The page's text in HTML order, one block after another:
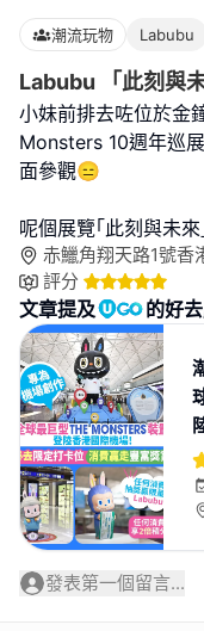
潮流玩物 Labubu
Labubu 「此刻與未
小妹前排去咗位於金
Monsters 10週年巡
面參觀😑
呢個展覽｢此刻與未
赤鱲角翔天路1號香
評分
文章提及 的好
發表第一個留言...